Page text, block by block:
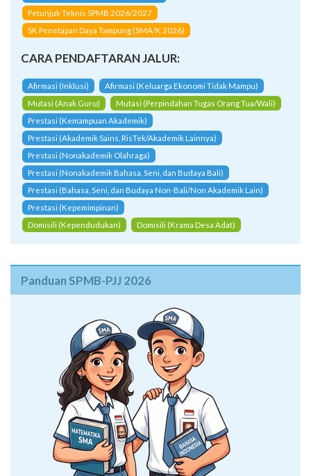
Petunjuk Teknis SPMB 2026/2027
SK Penetapan Daya Tampung (SMA/K 2026)
CARA PENDAFTARAN JALUR:
Afirmasi (Inklusi)
Afirmasi (Keluarga Ekonomi Tidak Mampu)
Mutasi (Anak Guru)
Mutasi (Perpindahan Tugas Orang Tua/Wali)
Prestasi (Kemampuan Akademik)
Prestasi (Akademik Sains, RisTek/Akademik Lainnya)
Prestasi (Nonakademik Olahraga)
Prestasi (Nonakademik Bahasa, Seni, dan Budaya Bali)
Prestasi (Bahasa, Seni, dan Budaya Non-Bali/Non Akademik Lain)
Prestasi (Kepemimpinan)
Domisili (Kependudukan)
Domisili (Krama Desa Adat)
Panduan SPMB-PJJ 2026